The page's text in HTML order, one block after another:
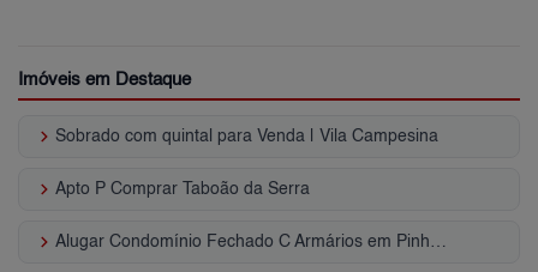
Imóveis em Destaque
keyboard_arrow_right Sobrado com quintal para Venda | Vila Campesina
keyboard_arrow_right Apto P Comprar Taboão da Serra
keyboard_arrow_right Alugar Condomínio Fechado C Armários em Pinheiros - SP